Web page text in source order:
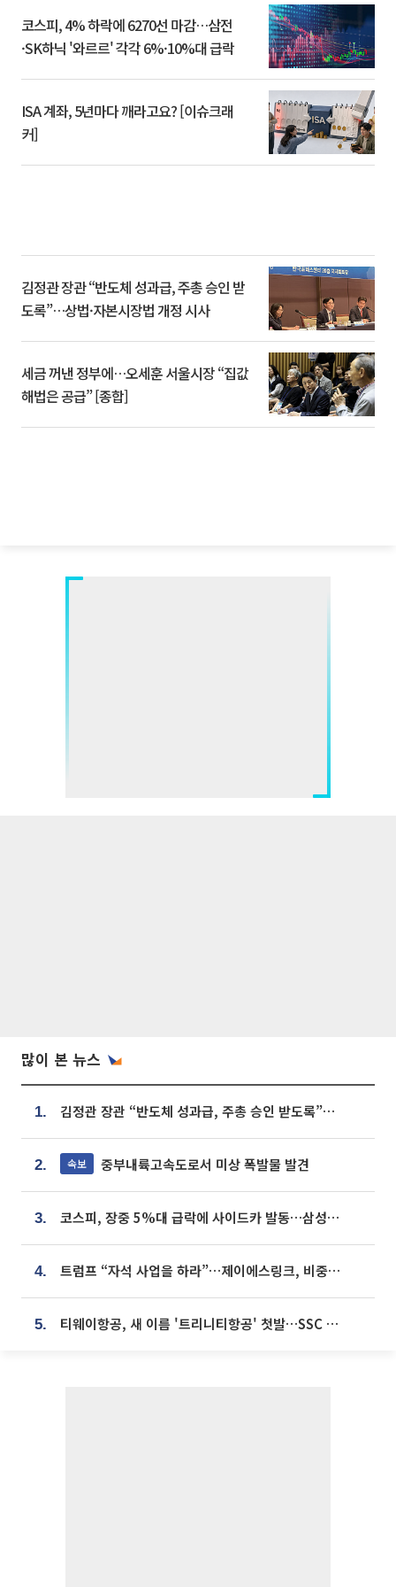
코스피, 4% 하락에 6270선 마감…삼전
·SK하닉 '와르르' 각각 6%·10%대 급락
ISA 계좌, 5년마다 깨라고요? [이슈크래
커]
김정관 장관 “반도체 성과급, 주총 승인 받
도록”…상법·자본시장법 개정 시사
세금 꺼낸 정부에…오세훈 서울시장 “집값
해법은 공급” [종합]
많이 본 뉴스
1. 김정관 장관 “반도체 성과급, 주총 승인 받도록”…상법·자본시장법 개정 시사
2. 속보 중부내륙고속도로서 미상 폭발물 발견
3. 코스피, 장중 5%대 급락에 사이드카 발동…삼성·SK 동반 폭락
4. 트럼프 “자석 사업을 하라”…제이에스링크, 비중국 영구자석 공급망 구축 속도
5. 티웨이항공, 새 이름 '트리니티항공' 첫발…SSC 전략 본격화